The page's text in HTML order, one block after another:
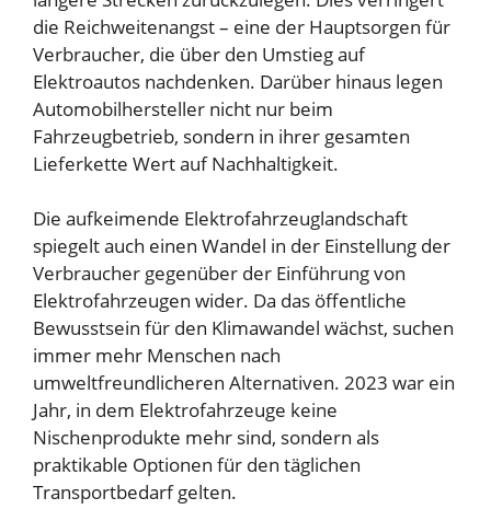
die Reichweitenangst – eine der Hauptsorgen für
Verbraucher, die über den Umstieg auf
Elektroautos nachdenken. Darüber hinaus legen
Automobilhersteller nicht nur beim
Fahrzeugbetrieb, sondern in ihrer gesamten
Lieferkette Wert auf Nachhaltigkeit.
Die aufkeimende Elektrofahrzeuglandschaft
spiegelt auch einen Wandel in der Einstellung der
Verbraucher gegenüber der Einführung von
Elektrofahrzeugen wider. Da das öffentliche
Bewusstsein für den Klimawandel wächst, suchen
immer mehr Menschen nach
umweltfreundlicheren Alternativen. 2023 war ein
Jahr, in dem Elektrofahrzeuge keine
Nischenprodukte mehr sind, sondern als
praktikable Optionen für den täglichen
Transportbedarf gelten.